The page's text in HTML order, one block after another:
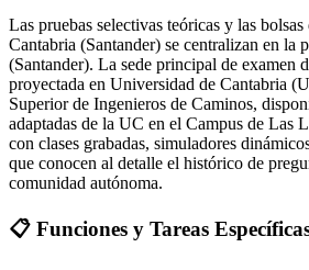
Las pruebas selectivas teóricas y las
Cantabria (Santander) se centralizan en la
(Santander). La sede principal de examen
proyectada en Universidad de Cantabria
Superior de Ingenieros de Caminos,
adaptadas de la UC en el Campus de Las
con clases grabadas, simuladores
que conocen al detalle el histórico de
comunidad autónoma.
📋 Funciones y Tareas